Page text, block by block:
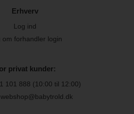
Erhverv
Log ind
om forhandler login
privat kunder:
101 888 (10:00 til 12:00)